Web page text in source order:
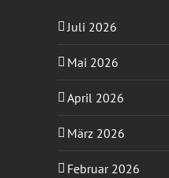
Juli 2026
Mai 2026
April 2026
März 2026
Februar 2026